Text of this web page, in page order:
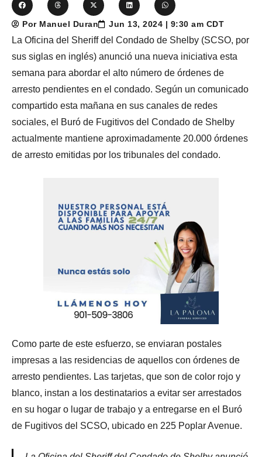
Por Manuel Duran Jun 13, 2024 | 9:30 am CDT
La Oficina del Sheriff del Condado de Shelby (SCSO, por
sus siglas en inglés) anunció una nueva iniciativa esta
semana para abordar el alto número de órdenes de
arresto pendientes en el condado. Según un comunicado
compartido esta mañana en sus canales de redes
sociales, el Buró de Fugitivos del Condado de Shelby
actualmente mantiene aproximadamente 20.000 órdenes
de arresto emitidas por los tribunales del condado.
Como parte de este esfuerzo, se enviaran postales
impresas a las residencias de aquellos con órdenes de
arresto pendientes. Las tarjetas, que son de color rojo y
blanco, instan a los destinatarios a evitar ser arrestados
en su hogar o lugar de trabajo y a entregarse en el Buró
de Fugitivos del SCSO, ubicado en 225 Poplar Avenue.